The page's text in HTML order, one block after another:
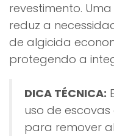
revestimento.
reduz a
de algicida
protegendo a
DICA TÉCNICA:
uso de
para remover